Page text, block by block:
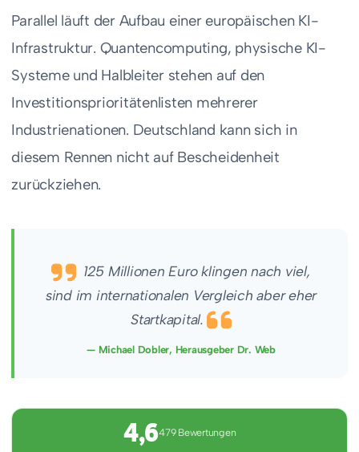
Parallel läuft der Aufbau einer europäischen KI-
Infrastruktur. Quantencomputing, physische KI-
Systeme und Halbleiter stehen auf den
Investitionsprioritätenlisten mehrerer
Industrienationen. Deutschland kann sich in
diesem Rennen nicht auf Bescheidenheit
zurückziehen.
125 Millionen Euro klingen nach viel,
sind im internationalen Vergleich aber eher
Startkapital.
— Michael Dobler, Herausgeber Dr. Web
4,6479 Bewertungen